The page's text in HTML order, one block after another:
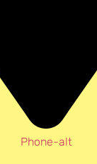
Phone-alt